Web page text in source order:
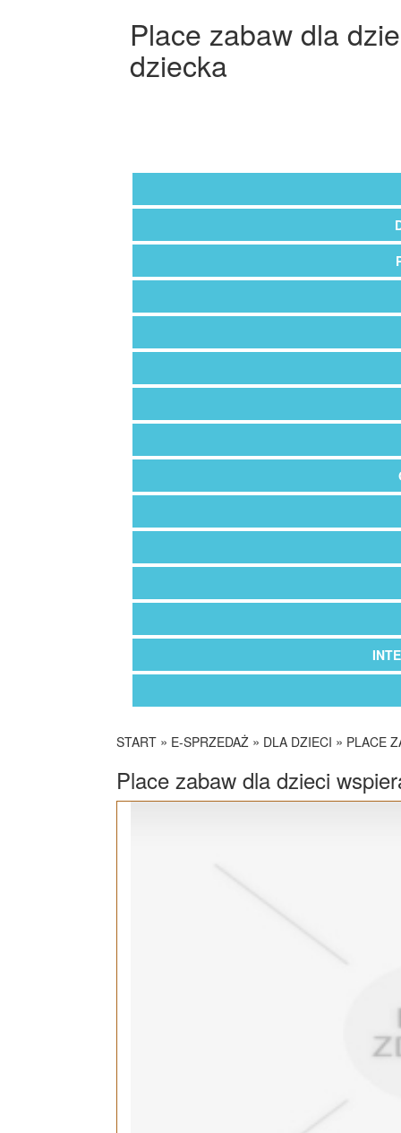
Place zabaw dla
dziecka
START » E-SPRZEDAŻ » DLA DZIECI » PLACE
Place zabaw dla dzieci